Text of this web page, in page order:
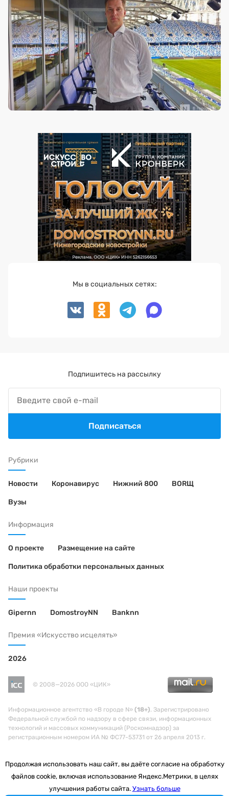
Рубрики
Новости Коронавирус Нижний 800 BORЩ
Вузы
Информация
О проекте Размещение на сайте
Политика обработки персональных данных
Наши проекты
Gipernn DomostroyNN Banknn
Премия «Искусство исцелять»
2026
© 2008—2026 ООО «ЦИК»
Информационное агентство «В городе N» (18+). Зарегистрировано
Федеральной службой по надзору в сфере связи, информационных
технологий и массовых коммуникаций (Роскомнадзор) за
регистрационным номером ИА № ФС77-53731 от 26 апреля 2013 г.
Мы в социальных сетях:
Подпишитесь на рассылку
Подписаться
Продолжая использовать наш сайт, вы даёте согласие на обработку
файлов cookie, включая использование Яндекс.Метрики, в целях
улучшения работы сайта. Узнать больше